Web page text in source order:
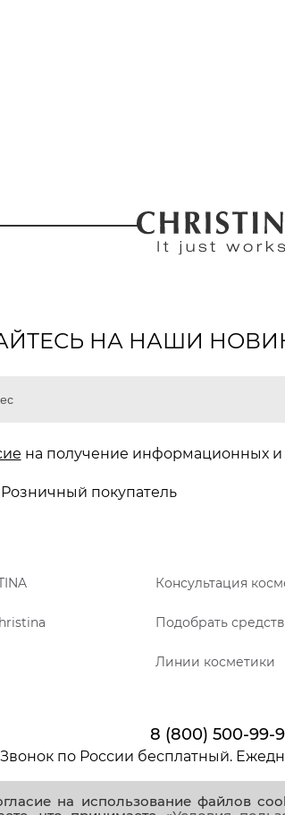
на использование файлов
НА НАШИ
на получение информационных
Розничный покупатель
Консультация
Подобрать
Линии косметики
8 (800) 500-99-
Звонок по России бесплатный.